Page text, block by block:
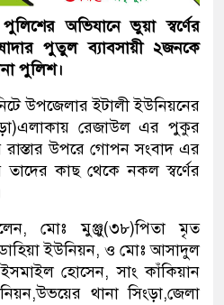
অভিযানে ভুয়া স্বর্ণের
পুতুল ব্যাবসায়ী ২জনকে
পুলিশ।
উপজেলার ইটালী ইউনিয়নের
রেজাউল এর পুকুর
রাস্তার উপরে গোপন সংবাদ এর
তাদের কাছ থেকে নকল স্বর্ণের
মোঃ মুঞ্জু(৩৮)পিতা মৃত
ইউনিয়ন, ও মোঃ আসাদুল
হোসেন, সাং কাঁকিয়ান
থানা সিংড়া,জেলা